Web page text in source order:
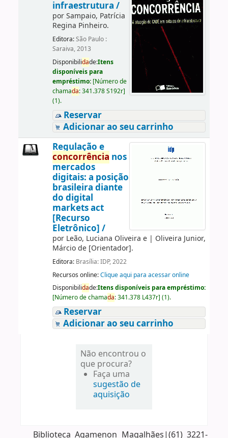
infraestrutura /
porSampaio, Patrícia
Regina Pinheiro.
Editora:São Paulo :
Saraiva, 2013
Disponibilidade:Itens
disponíveis para
empréstimo: [Número de
chamada:341.378 S192r]
(1).
Reservar
Adicionar ao seu carrinho
Regulação e
concorrência nos
mercados
digitais: a posição
brasileira diante
do digital
markets act
[Recurso
Eletrônico] /
por Leão, Luciana Oliveira e| Oliveira Junior,
Márcio de[Orientador].
Editora: Brasília: IDP, 2022
Recursos online:Clique aqui para acessar online
Disponibilidade:Itens disponíveis para empréstimo:
[Número de chamada:341.378 L437r] (1).
Reservar
Adicionar ao seu carrinho
Não encontrou o
que procura?
Faça uma
sugestão de
aquisição
Biblioteca Agamenon Magalhães|(61) 3221-